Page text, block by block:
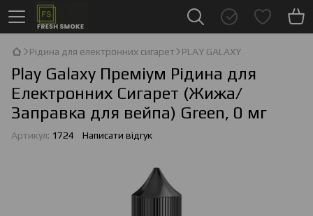
Рідина для електронних сигарет PLAY GALAXY
Play Galaxy Преміум Рідина для
Електронних Сигарет (Жижа/
Заправка для вейпа) Green, 0 мг
Артикул: 1724 Написати відгук